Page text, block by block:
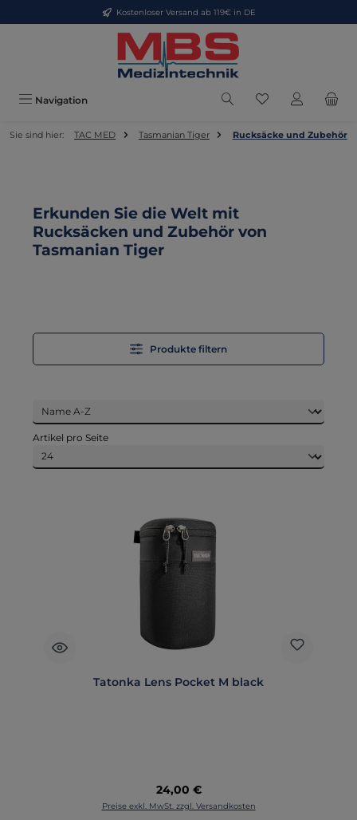
Zum Hauptinhalt springenKostenloser Versand ab 119€ in DE
Navigation Du hast 0
Sie sind hier: TAC MED Tasmanian Tiger Rucksäcke und Zubehör
Erkunden Sie die Welt mit
Rucksäcken und Zubehör von
Tasmanian Tiger
Produkte filtern
Artikel pro Seite
Tatonka Lens Pocket M black
Regulärer Preis:
24,00 €
Preise exkl. MwSt. zzgl. Versandkosten